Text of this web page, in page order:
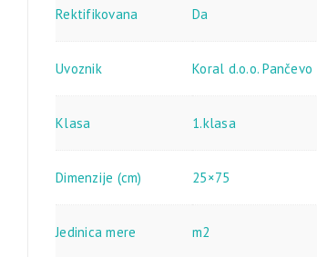
Rektifikovana Da
Uvoznik Koral d.o.o. Pančevo
Klasa 1.klasa
Dimenzije (cm) 25×75
Jedinica mere m2